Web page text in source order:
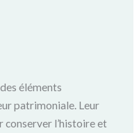
éléments
patrimoniale. Leur
l’histoire et